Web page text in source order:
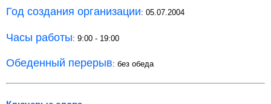
Год создания организации: 05.07.2004
Часы работы: 9:00 - 19:00
Обеденный перерыв: без обеда